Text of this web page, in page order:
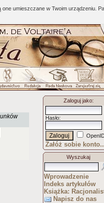
umieszczane w Twoim urządzeniu.
Zaloguj jako:
Hasło:
Załóż sobie konto..
Wyszukaj
Wprowadzenie
Indeks artykułów
Książka:
Napisz do nas